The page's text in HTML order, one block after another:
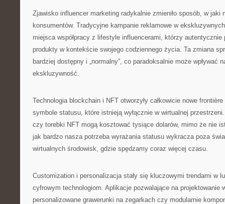
Zjawisko influencer marketing radykalnie zmieniło sposób, w jaki
konsumentów. Tradycyjne kampanie reklamowe w
miejsca współpracy z lifestyle influencerami, którzy autentycznie
produkty w kontekście swojego codziennego życia. Ta zmiana
bardziej dostępny i „normalny”, co paradoksalnie może wpływać
ekskluzywność.
Technologia blockchain i NFT otworzyły całkowicie nowe
symbole statusu, które istnieją wyłącznie w wirtualnej
czy torebki NFT mogą kosztować tysiące dolarów, mimo że nie
jak bardzo nasza potrzeba wyrażania statusu wykracza poza
wirtualnych środowisk, gdzie spędzamy coraz więcej czasu.
Customization i personalizacja stały się kluczowymi trendami w
cyfrowym technologiom. Aplikacje pozwalające na projektowanie
personalizowane grawerunki na zegarkach czy modularnie